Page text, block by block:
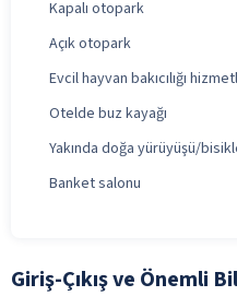
Kapalı otopark
Açık otopark
Evcil hayvan bakıcılığı
Otelde buz kayağı
Yakında doğa yürüyüşü/
Banket salonu
Giriş-Çıkış ve Önemli